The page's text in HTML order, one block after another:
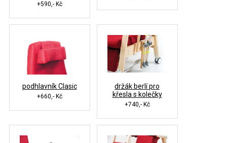
+590,- Kč
podhlavník Clasic
+660,- Kč
držák berlí pro
křesla s kolečky
+740,- Kč